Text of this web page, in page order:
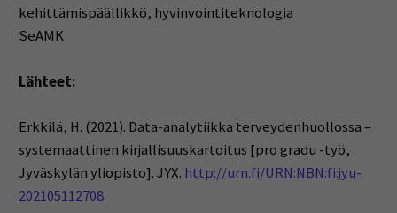
kehittämispäällikkö, hyvinvointiteknologia
SeAMK
Lähteet:
Erkkilä, H. (2021). Data-analytiikka terveydenhuollossa –
systemaattinen kirjallisuuskartoitus [pro gradu -työ,
Jyväskylän yliopisto]. JYX. http://urn.fi/URN:NBN:fi:jyu-
202105112708